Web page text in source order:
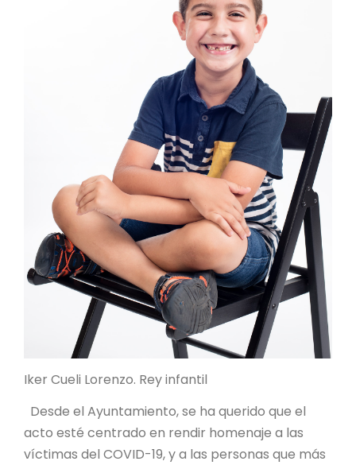
Iker Cueli Lorenzo. Rey infantil
Desde el Ayuntamiento, se ha querido que el
acto esté centrado en rendir homenaje a las
víctimas del COVID-19, y a las personas que más